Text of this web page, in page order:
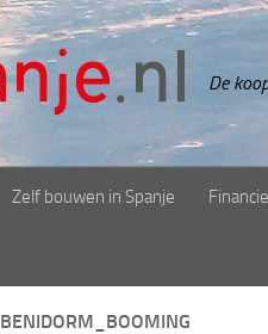
De
Zelf bouwen in Spanje
BENIDORM_BOOMING